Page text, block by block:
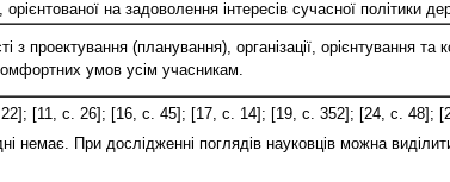
на задоволення інтересів сучасної політики
з проектування (планування), організації, орієнтування
умов усім учасникам.
[11, с. 26]; [16, с. 45]; [17, с. 14]; [19, с. 352]; [24, с. 48];
немає. При дослідженні поглядів науковців можна